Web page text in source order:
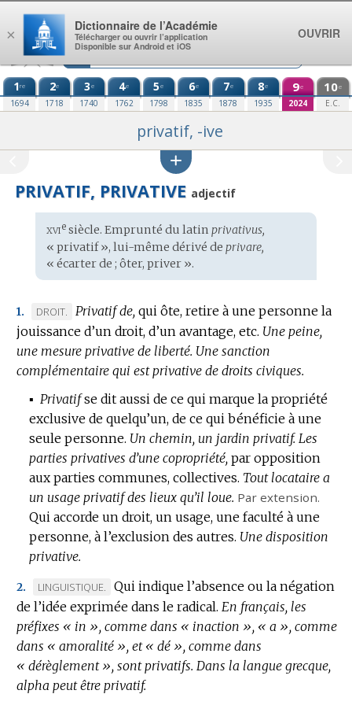
Aller au contenu
1re
1694
2e
1718
3e
1740
4e
1762
5e
1798
6e
1835
7e
1878
8e
1935
9e
2024
10e
E.C.
privatif, -ive
PRIVATIF, PRIVATIVE adjectif
Étymologie
:
xviesiècle. Emprunté du latin privativus,
« privatif », lui-même dérivé de privare,
« écarter de ; ôter, priver ».
1.
MARQUE
DE
DOMAINE
:
DROIT. Privatif de, qui ôte, retire à une personne la
jouissance d’un droit, d’un avantage, etc. Une peine,
une mesure privative de liberté. Une sanction
complémentaire qui est privative de droits civiques.
▪ Privatif se dit aussi de ce qui marque la propriété
exclusive de quelqu’un, de ce qui bénéficie à une
seule personne. Un chemin, un jardin privatif. Les
parties privatives d’une copropriété, par opposition
aux parties communes, collectives. Tout locataire a
un usage privatif des lieux qu’il loue. Par extension.
Qui accorde un droit, un usage, une faculté à une
personne, à l’exclusion des autres. Une disposition
privative.
2.
MARQUE
DE
DOMAINE
:
LINGUISTIQUE.
Qui indique l’absence ou la négation
de l’idée exprimée dans le radical. En français, les
préfixes « in », comme dans « inaction », « a », comme
dans « amoralité », et « dé », comme dans
« dérèglement », sont privatifs. Dans la langue grecque,
alpha peut être privatif.
×
Dictionnaire de l’Académie
Télécharger ou ouvrir l’application
Disponible sur Android et iOS
OUVRIR